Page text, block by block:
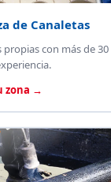
de Canaletas
propias con más de 30
zona →